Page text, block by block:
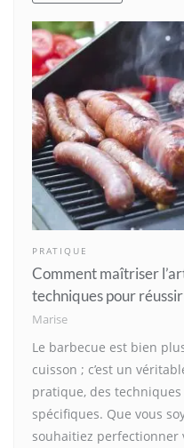
PRATIQUE
Comment maîtriser
techniques pour
Marise
Le barbecue est bien
cuisson ; c’est un
pratique, des
spécifiques. Que vous
souhaitiez perfectionner